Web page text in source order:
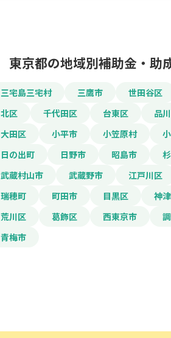
東京都の地域別補助金・助
三宅島三宅村 三鷹市 世田谷区
北区
千代田区 台東区 品
大田区
小平市 小笠原村
日の出町
日野市 昭島市
武蔵村山市
武蔵野市 江戸川区
瑞穂町
町田市 目黒区 神
荒川区
葛飾区 西東京市
青梅市